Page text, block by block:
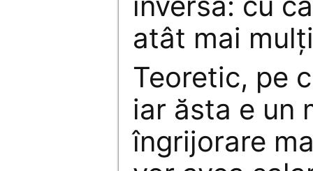
atât mai
Teoretic, pe
iar ăsta e un
îngrijorare